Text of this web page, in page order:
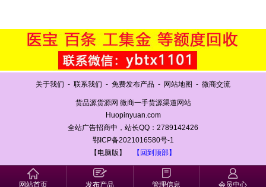
关于我们 - 联系我们 - 免费发布产品 - 网站地图 - 微商交流
货品源货源网 微商一手货源渠道网站
Huopinyuan.com
全站广告招商中，站长QQ：2789142426
鄂ICP备2021016580号-1
【电脑版】
【回到顶部】
网站首页 发布产品 管理信息 会员中心